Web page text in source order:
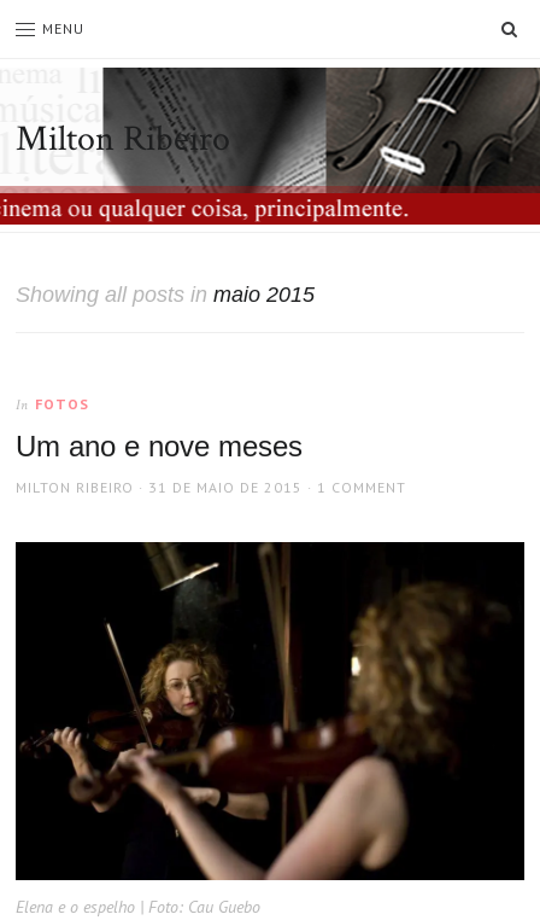
MENU
Milton Ribeiro
Showing all posts inmaio 2015
In FOTOS
Um ano e nove meses
AUTHOR
MILTON RIBEIRO
POSTED
31 DE MAIO DE 2015 1 COMMENT
Elena e o espelho | Foto: Cau Guebo